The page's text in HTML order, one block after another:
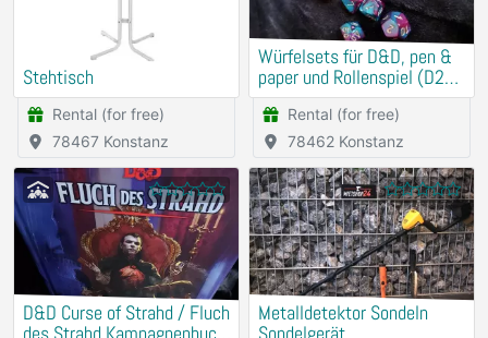
Stehtisch
Rental (for free)
78467 Konstanz
Würfelsets für D&D, pen &
paper und Rollenspiel (D20
etc.)
Rental (for free)
78462 Konstanz
D&D Curse of Strahd / Fluch
Metalldetektor Sondeln